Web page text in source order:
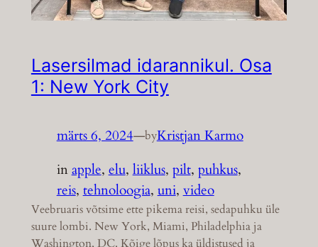
Lasersilmad idarannikul. Osa
1: New York City
märts 6, 2024—byKristjan Karmo
inapple, elu, liiklus, pilt, puhkus
reis, tehnoloogia, uni, video
Veebruaris võtsime ette pikema reisi, sedapuhku üle
suure lombi. New York, Miami, Philadelphia ja
Washington, DC. Kõige lõpus ka üldistused ja